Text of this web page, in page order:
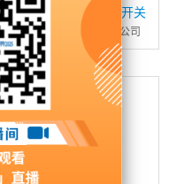
(III)环保气体绝缘开关
厦门顾德益电气股份有限公司